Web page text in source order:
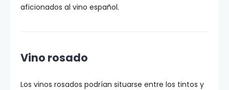
aficionados al vino español.
Vino rosado
Los vinos rosados podrían situarse entre los tintos y